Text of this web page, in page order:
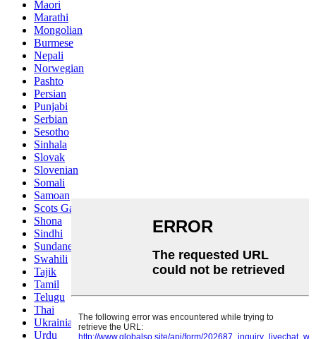
Maori
Marathi
Mongolian
Burmese
Nepali
Norwegian
Pashto
Persian
Punjabi
Serbian
Sesotho
Sinhala
Slovak
Slovenian
Somali
Samoan
Scots Gaelic
Shona
Sindhi
Sundanese
Swahili
Tajik
Tamil
Telugu
Thai
Ukrainian
Urdu